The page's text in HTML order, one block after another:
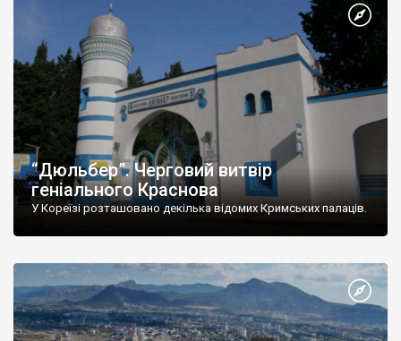
“Дюльбер”. Черговий витвір
геніального Краснова
У Кореїзі розташовано декілька відомих Кримських палаців.